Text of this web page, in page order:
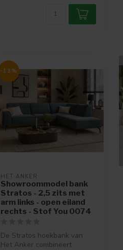
.
-13%
HET ANKER
Showroommodel bank
Stratos - 2,5 zits met
arm links - open eiland
rechts - Stof You 0074
De Stratos hoekbank van
Het Anker combineert